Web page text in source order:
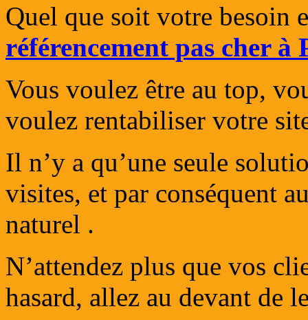
Quel que soit votre besoin
référencement pas cher à
Vous voulez être au top,
voulez rentabiliser votre
Il n’y a qu’une seule
visites, et par conséquent
naturel .
N’attendez plus que vos
hasard, allez au devant de